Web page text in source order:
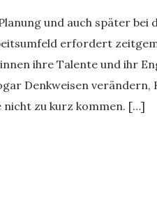
und auch später bei
erfordert
ihre Talente und ihr
Denkweisen
zu kurz kommen. […]